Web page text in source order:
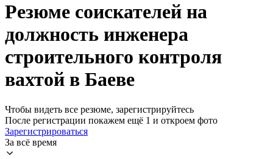
Резюме соискателей на
должность инженера
строительного контроля
вахтой в Баеве
Чтобы видеть все резюме, зарегистрируйтесь
После регистрации покажем ещё 1 и откроем фото
Зарегистрироваться
За всё время